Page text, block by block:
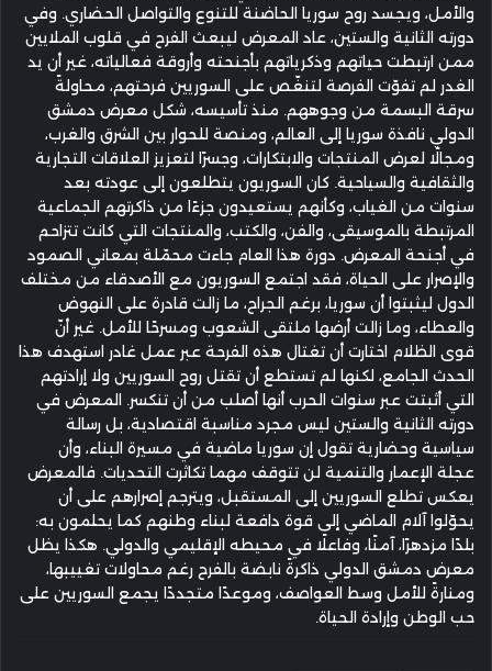
والأمل، ويجسد روح سوريا الحاضنة للتنوع والتواصل الحضاري. وفي
دورته الثانية والستين، عاد المعرض ليبعث الفرح في قلوب الملايين
ممن ارتبطت حياتهم وذكرياتهم بأجنحته وأروقة فعالياته، غير أن يد
الغدر لم تفوّت الفرصة لتنغّص على السوريين فرحتهم، محاولةً
سرقة البسمة من وجوههم. منذ تأسيسه، شكل معرض دمشق
الدولي نافذة سوريا إلى العالم، ومنصة للحوار بين الشرق والغرب،
ومجالًا لعرض المنتجات والابتكارات، وجسرًا لتعزيز العلاقات التجارية
والثقافية والسياحية. كان السوريون يتطلعون إلى عودته بعد
سنوات من الغياب، وكأنهم يستعيدون جزءًا من ذاكرتهم الجماعية
المرتبطة بالموسيقى، والفن، والكتب، والمنتجات التي كانت تتزاحم
في أجنحة المعرض. دورة هذا العام جاءت محمّلة بمعاني الصمود
والإصرار على الحياة، فقد اجتمع السوريون مع الأصدقاء من مختلف
الدول ليثبتوا أن سوريا، برغم الجراح، ما زالت قادرة على النهوض
والعطاء، وما زالت أرضها ملتقى الشعوب ومسرحًا للأمل. غير أنّ
قوى الظلام اختارت أن تغتال هذه الفرحة عبر عمل غادر استهدف هذا
الحدث الجامع، لكنها لم تستطع أن تقتل روح السوريين ولا إرادتهم
التي أثبتت عبر سنوات الحرب أنها أصلب من أن تنكسر. المعرض في
دورته الثانية والستين ليس مجرد مناسبة اقتصادية، بل رسالة
سياسية وحضارية تقول إن سوريا ماضية في مسيرة البناء، وأن
عجلة الإعمار والتنمية لن تتوقف مهما تكاثرت التحديات. فالمعرض
يعكس تطلع السوريين إلى المستقبل، ويترجم إصرارهم على أن
يحوّلوا آلام الماضي إلى قوة دافعة لبناء وطنهم كما يحلمون به:
بلدًا مزدهرًا، آمنًا، وفاعلًا في محيطه الإقليمي والدولي. هكذا يظل
معرض دمشق الدولي ذاكرةً نابضة بالفرح رغم محاولات تغييبها،
ومنارةً للأمل وسط العواصف، وموعدًا متجددًا يجمع السوريين على
حب الوطن وإرادة الحياة.